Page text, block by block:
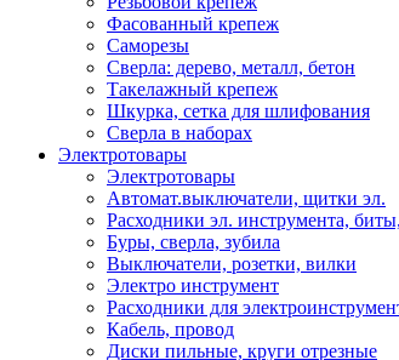
Фасованный крепеж
Саморезы
Сверла: дерево, металл, бетон
Такелажный крепеж
Шкурка, сетка для шлифования
Сверла в наборах
Электротовары
Электротовары
Автомат.выключатели, щитки эл.
Расходники эл. инструмента,
Буры, сверла, зубила
Выключатели, розетки, вилки
Электро инструмент
Расходники для
Кабель, провод
Диски пильные, круги отрезные